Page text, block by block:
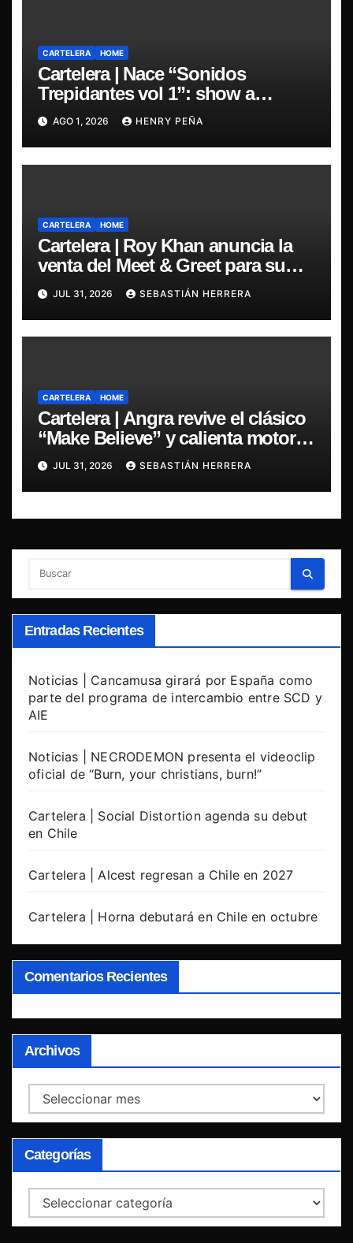
CARTELERA HOME
Cartelera | Nace “Sonidos
Trepidantes vol 1”: show a
beneficio con el mejor metal
emergente nacional
AGO 1, 2026 HENRY PEÑA
CARTELERA HOME
Cartelera | Roy Khan anuncia la
venta del Meet & Greet para su
esperado regreso a Chile
JUL 31, 2026 SEBASTIÁN HERRERA
CARTELERA HOME
Cartelera | Angra revive el clásico
“Make Believe” y calienta motores
para su regreso a Chile
JUL 31, 2026 SEBASTIÁN HERRERA
Entradas Recientes
Noticias | Cancamusa girará por España como
parte del programa de intercambio entre SCD y
AIE
Noticias | NECRODEMON presenta el videoclip
oficial de “Burn, your christians, burn!”
Cartelera | Social Distortion agenda su debut
en Chile
Cartelera | Alcest regresan a Chile en 2027
Cartelera | Horna debutará en Chile en octubre
Comentarios Recientes
Archivos
Archivos
Categorías
Categorías